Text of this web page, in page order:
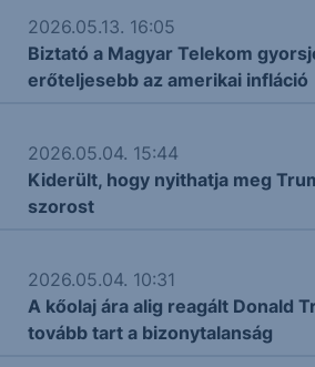
2026.05.13. 16:05
Biztató a Magyar Telekom
erőteljesebb az amerikai infláció
2026.05.04. 15:44
Kiderült, hogy nyithatja meg
szorost
2026.05.04. 10:31
A kőolaj ára alig reagált Donald
tovább tart a bizonytalanság